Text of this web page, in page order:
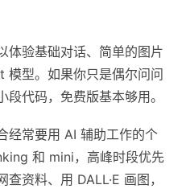
验基础对话、简单的图片
型。如果你只是偶尔问问
代码，免费版基本够用。
常要用 AI 辅助工作的个
和 mini，高峰时段优先
资料、用 DALL·E 画图，